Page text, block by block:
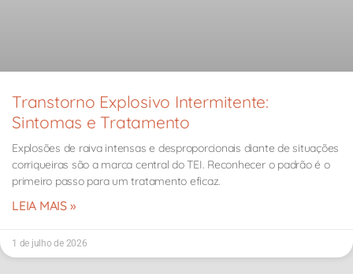
Transtorno Explosivo Intermitente:
Sintomas e Tratamento
Explosões de raiva intensas e desproporcionais diante de situações
corriqueiras são a marca central do TEI. Reconhecer o padrão é o
primeiro passo para um tratamento eficaz.
LEIA MAIS »
1 de julho de 2026